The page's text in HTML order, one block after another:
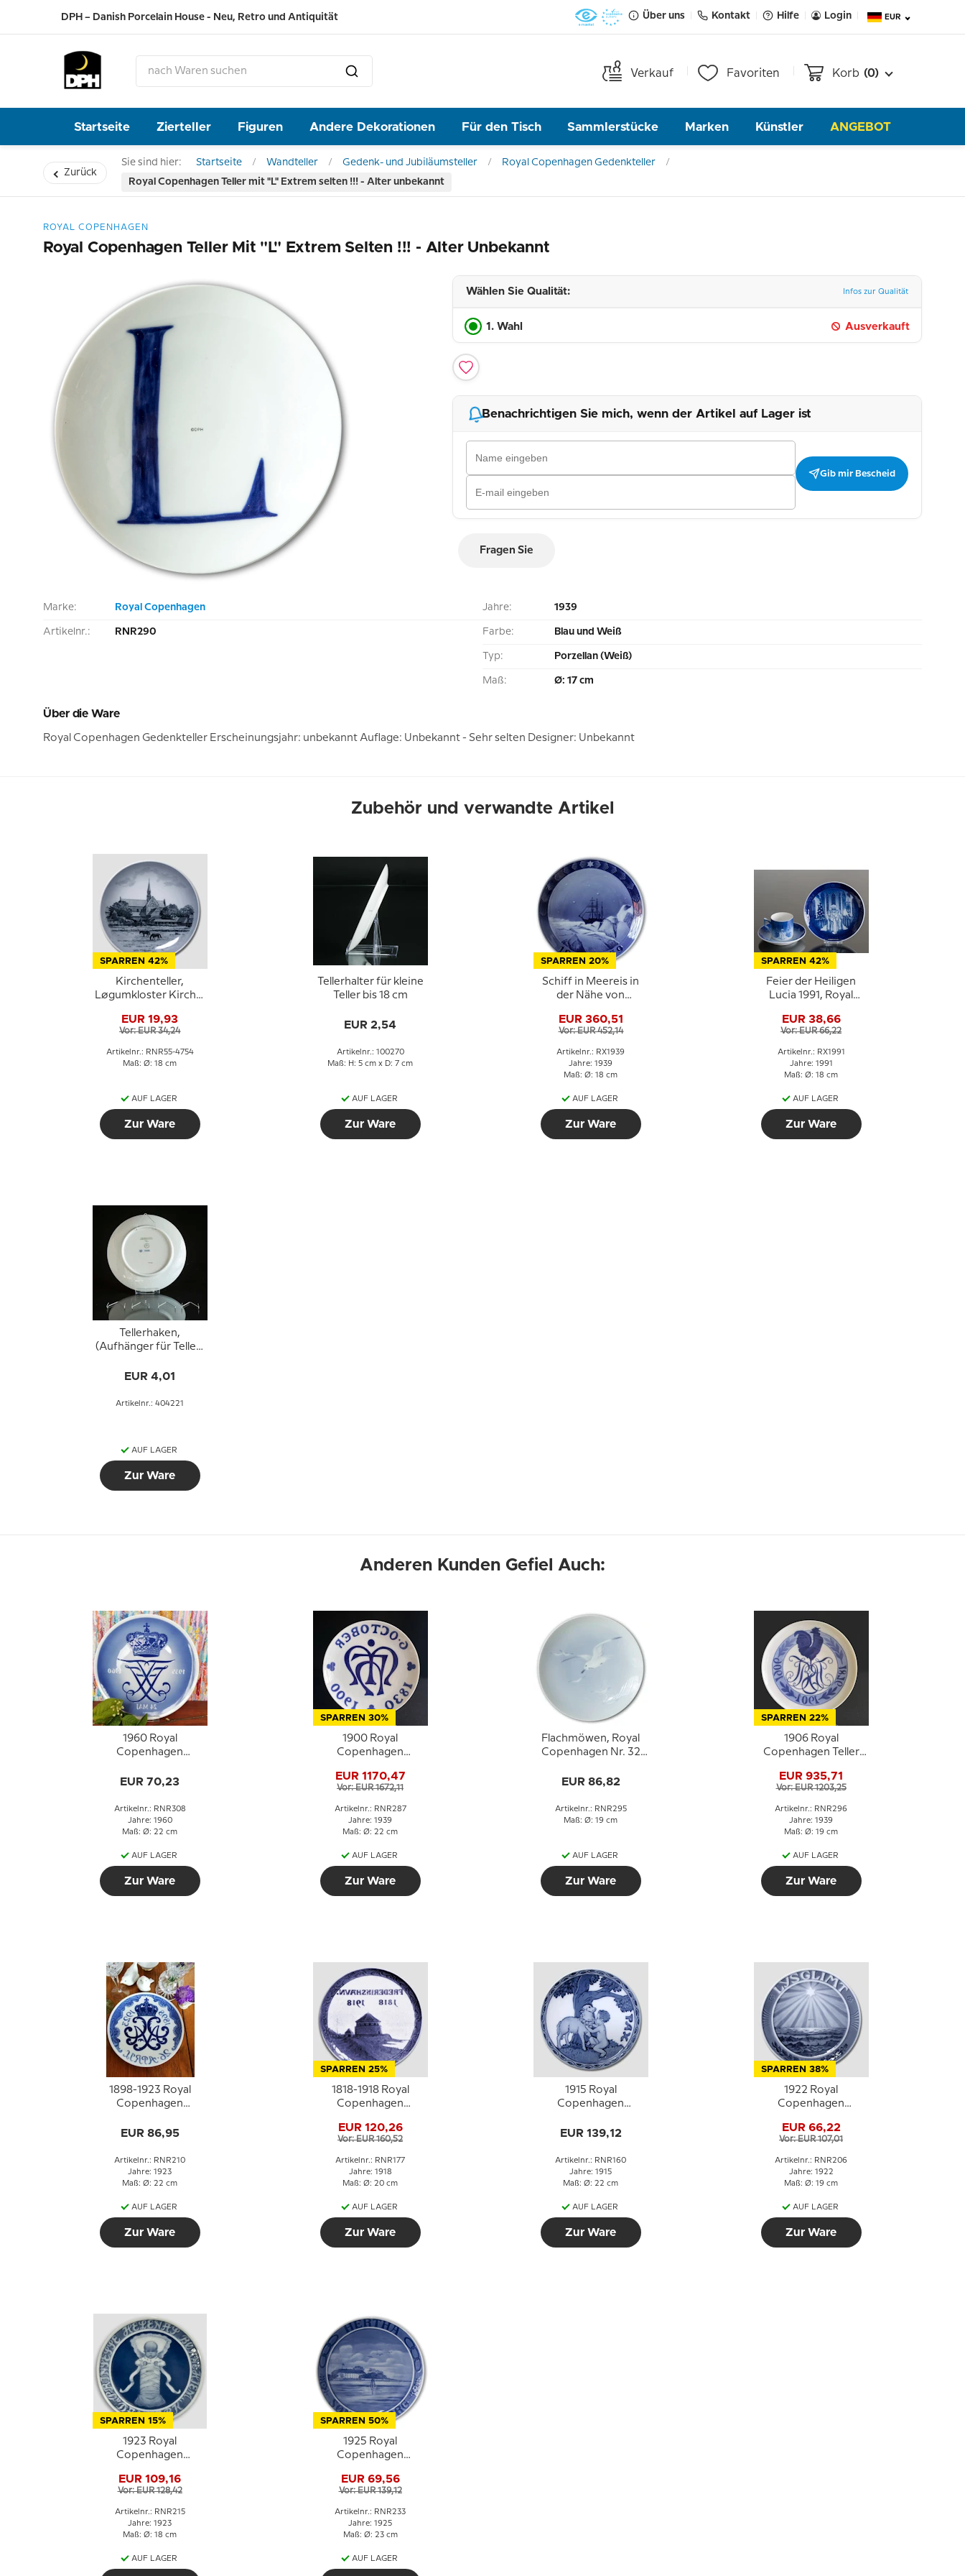
DPH – Danish Porcelain House - Neu, Retro und Antiquität Über uns Kontakt Hilfe Login EUR
Verkauf Favoriten Korb (0)
Startseite Zierteller Figuren Andere Dekorationen Für den Tisch Sammlerstücke Marken Künstler ANGEBOT
Zurück
Sie sind hier: Startseite Wandteller Gedenk- und Jubiläumsteller
Royal Copenhagen Gedenkteller
Royal Copenhagen Teller mit "L" Extrem selten !!! - Alter unbekannt
ROYAL COPENHAGEN
Royal Copenhagen Teller Mit "L" Extrem Selten !!! - Alter Unbekannt
Wählen Sie Qualität: Infos zur Qualität
1. Wahl Ausverkauft
Benachrichtigen Sie mich, wenn der Artikel auf Lager ist
Gib mir Bescheid
Fragen Sie
Marke: Royal Copenhagen
Artikelnr.: RNR290
Jahre: 1939
Farbe: Blau und Weiß
Typ: Porzellan (Weiß)
Maß: Ø: 17 cm
Über die Ware
Royal Copenhagen Gedenkteller Erscheinungsjahr: unbekannt Auflage: Unbekannt - Sehr selten Designer: Unbekannt
Zubehör und verwandte Artikel
SPARREN 42%
Kirchenteller,
Løgumkloster Kirche,
EUR 19,93
Vor: EUR 34,24
Artikelnr.: RNR55-4754
Maß: Ø: 18 cm
AUF LAGER
Zur Ware
Tellerhalter für kleine
Teller bis 18 cm
EUR 2,54
Artikelnr.: 100270
Maß: H: 5 cm x D: 7 cm
AUF LAGER
Zur Ware
SPARREN 20%
Schiff in Meereis in
der Nähe von
Copenhagen
Weihnachtsteller
EUR 360,51
Vor: EUR 452,14
Artikelnr.: RX1939
Jahre: 1939
Maß: Ø: 18 cm
AUF LAGER
Zur Ware
SPARREN 42%
Feier der Heiligen
Lucia 1991, Royal
Weihnachtsteller
EUR 38,66
Vor: EUR 66,22
Artikelnr.: RX1991
Jahre: 1991
Maß: Ø: 18 cm
AUF LAGER
Zur Ware
Tellerhaken,
(Aufhänger für Teller)
EUR 4,01
Artikelnr.: 404221
AUF LAGER
Zur Ware
Anderen Kunden Gefiel Auch:
1960 Royal
Copenhagen
1960
EUR 70,23
Artikelnr.: RNR308
Jahre: 1960
Maß: Ø: 22 cm
AUF LAGER
Zur Ware
SPARREN 30%
1900 Royal
Copenhagen
Oktober 1830-1900
Monogramm - Extrem
selten !!!
EUR 1170,47
Vor: EUR 1672,11
Artikelnr.: RNR287
Jahre: 1939
Maß: Ø: 22 cm
AUF LAGER
Zur Ware
Flachmöwen, Royal
Copenhagen Nr. 32
1920)
EUR 86,82
Artikelnr.: RNR295
Maß: Ø: 19 cm
AUF LAGER
Zur Ware
SPARREN 22%
1906 Royal
Copenhagen Teller
Monogramm mit
Hahn - Extrem selten
!!!
EUR 935,71
Vor: EUR 1203,25
Artikelnr.: RNR296
Jahre: 1939
Maß: Ø: 19 cm
AUF LAGER
Zur Ware
1898-1923 Royal
Copenhagen
EUR 86,95
Artikelnr.: RNR210
Jahre: 1923
Maß: Ø: 22 cm
AUF LAGER
Zur Ware
SPARREN 25%
1818-1918 Royal
Copenhagen
FREDERIKSHAVN
1918.
EUR 120,26
Vor: EUR 160,52
Artikelnr.: RNR177
Jahre: 1918
Maß: Ø: 20 cm
AUF LAGER
Zur Ware
1915 Royal
Copenhagen
Friedensteller, PAX
EUR 139,12
Artikelnr.: RNR160
Jahre: 1915
Maß: Ø: 22 cm
AUF LAGER
Zur Ware
SPARREN 38%
1922 Royal
Copenhagen
(Licht im Dunkeln)
EUR 66,22
Vor: EUR 107,01
Artikelnr.: RNR206
Jahre: 1922
Maß: Ø: 19 cm
AUF LAGER
Zur Ware
SPARREN 15%
1923 Royal
Copenhagen
PRINSESSE HELENAS
BØRNEHJEM
DANMARK
(Waisenhaus der
Prinzessin Helena in
EUR 109,16
Vor: EUR 128,42
Artikelnr.: RNR215
Jahre: 1923
Maß: Ø: 18 cm
AUF LAGER
SPARREN 50%
1925 Royal
Copenhagen
Fellow Teller, HERTHA
SØNDERBORG.
EUR 69,56
Vor: EUR 139,12
Artikelnr.: RNR233
Jahre: 1925
Maß: Ø: 23 cm
AUF LAGER